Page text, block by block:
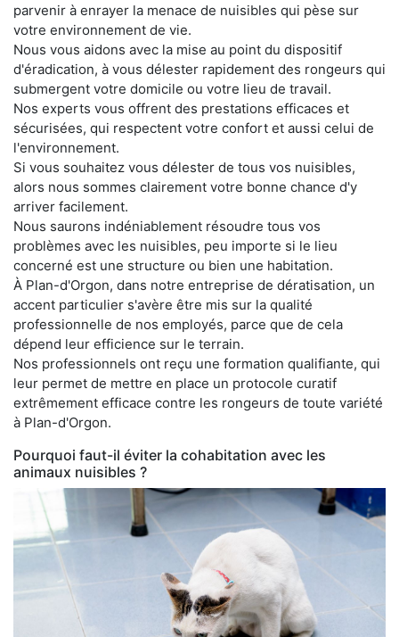
parvenir à enrayer la menace de nuisibles qui pèse sur
votre environnement de vie.
Nous vous aidons avec la mise au point du dispositif
d'éradication, à vous délester rapidement des rongeurs qui
submergent votre domicile ou votre lieu de travail.
Nos experts vous offrent des prestations efficaces et
sécurisées, qui respectent votre confort et aussi celui de
l'environnement.
Si vous souhaitez vous délester de tous vos nuisibles,
alors nous sommes clairement votre bonne chance d'y
arriver facilement.
Nous saurons indéniablement résoudre tous vos
problèmes avec les nuisibles, peu importe si le lieu
concerné est une structure ou bien une habitation.
À Plan-d'Orgon, dans notre entreprise de dératisation, un
accent particulier s'avère être mis sur la qualité
professionnelle de nos employés, parce que de cela
dépend leur efficience sur le terrain.
Nos professionnels ont reçu une formation qualifiante, qui
leur permet de mettre en place un protocole curatif
extrêmement efficace contre les rongeurs de toute variété
à Plan-d'Orgon.
Pourquoi faut-il éviter la cohabitation avec les
animaux nuisibles ?